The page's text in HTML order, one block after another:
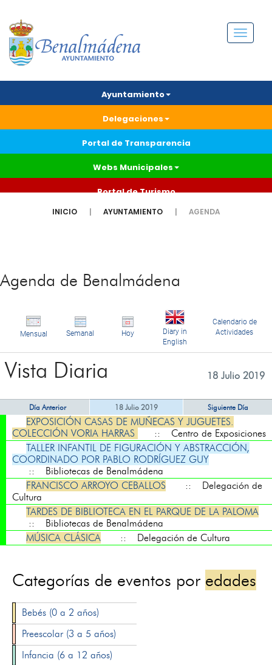
Menú
Ayuntamiento
Delegaciones
Portal de Transparencia
Webs Municipales
Portal de Turismo
INICIO AYUNTAMIENTO AGENDA
Agenda de Benalmádena
Mensual Semanal Hoy
Diary in
English
Calendario de
Actividades
Vista Diaria 18 Julio 2019
Día Anterior 18 Julio 2019 Siguiente Día
EXPOSICIÓN CASAS DE MUÑECAS Y JUGUETES.
COLECCIÓN VORIA HARRAS
:: Centro de Exposiciones
TALLER INFANTIL DE FIGURACIÓN Y ABSTRACCIÓN,
COORDINADO POR PABLO RODRÍGUEZ GUY
:: Bibliotecas de Benalmádena
FRANCISCO ARROYO CEBALLOS
:: Delegación de
Cultura
TARDES DE BIBLIOTECA EN EL PARQUE DE LA PALOMA
:: Bibliotecas de Benalmádena
MÚSICA CLÁSICA
:: Delegación de Cultura
Categorías de eventos por edades
Bebés (0 a 2 años)
Preescolar (3 a 5 años)
Infancia (6 a 12 años)